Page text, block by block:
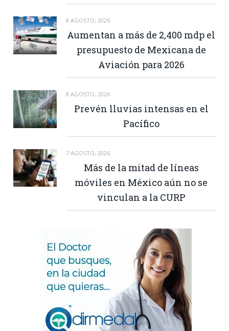
8 AGOSTO, 2026
Aumentan a más de 2,400 mdp el
presupuesto de Mexicana de
Aviación para 2026
8 AGOSTO, 2026
Prevén lluvias intensas en el
Pacífico
7 AGOSTO, 2026
Más de la mitad de líneas
móviles en México aún no se
vinculan a la CURP